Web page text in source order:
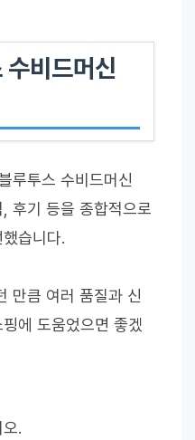
비드머신
루투스 수비드머신
후기 등을 종합적으로
습니다.
만큼 여러 품질과 신
에 도움었으면 좋겠
.